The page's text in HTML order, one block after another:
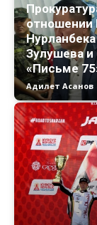
отношении
Зулушева
«Письме
Адилет Асанов